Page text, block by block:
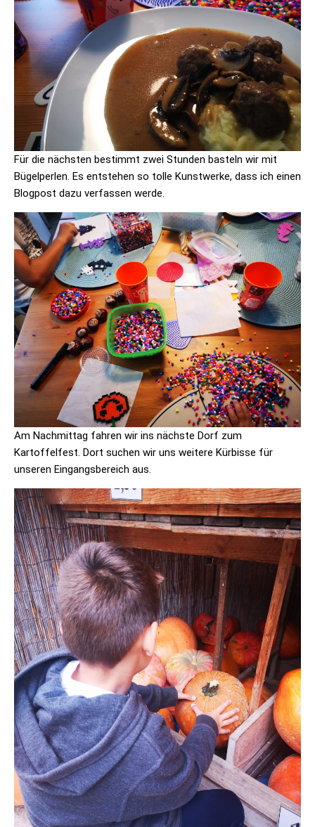
Für die nächsten bestimmt zwei Stunden basteln wir mit
Bügelperlen. Es entstehen so tolle Kunstwerke, dass ich einen
Blogpost dazu verfassen werde.
Am Nachmittag fahren wir ins nächste Dorf zum
Kartoffelfest. Dort suchen wir uns weitere Kürbisse für
unseren Eingangsbereich aus.